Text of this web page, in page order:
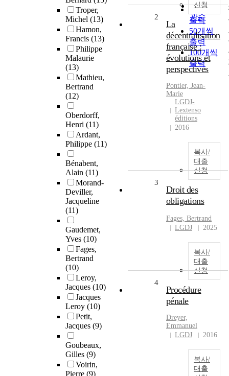
Troper,
Michel (13)
Hamon,
Francis (13)
Philippe
Malaurie
(13)
Mathieu,
Bertrand
(12)
Oberdorff,
Henri (11)
Ardant,
Philippe (11)
Bénabent,
Alain (11)
Morand-
Deviller,
Jacqueline
(11)
Gaudemet,
Yves (10)
Fages,
Bertrand
(10)
Leroy,
Jacques (10)
Jacques
Leroy (10)
Petit,
Jacques (9)
Goubeaux,
Gilles (9)
Voirin,
Pierre (9)
발행기
관순
30개씩
출력
50개씩
출력
100개씩
출력
신청
2
La
décentralisation
française :
évolutions et
perspectives
Pontier, Jean-
Marie
LGDJ-
Lextenso
éditions
2016
복사/
대출
신청
3
Droit des
obligations
Fages, Bertrand
LGDJ
2025
복사/
대출
신청
4
Procédure
pénale
Dreyer,
Emmanuel
LGDJ
2016
복사/
대출